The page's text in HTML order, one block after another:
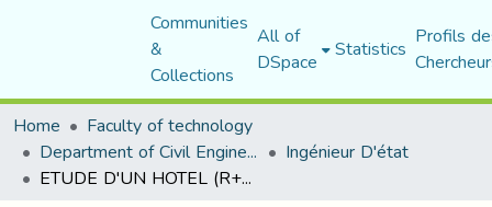
Communities
&
Collections
All of
DSpace Statistics Profils
Home
Faculty of technology
Department of Civil Engineering Ingénieur D'état
ETUDE D'UN HOTEL (R+9) AVEC SOUS SOL à USAGE D'HABITATION CONTREVENTEMENT MIXTE